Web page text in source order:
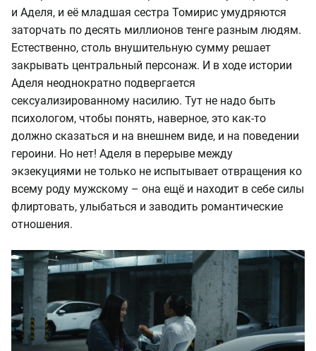
и Аделя, и её младшая сестра Томирис умудряются
заторчать по десять миллионов тенге разным людям.
Естественно, столь внушительную сумму решает
закрывать центральный персонаж. И в ходе истории
Аделя неоднократно подвергается
сексуализированному насилию. Тут не надо быть
психологом, чтобы понять, наверное, это как-то
должно сказаться и на внешнем виде, и на поведении
героини. Но нет! Аделя в перерыве между
экзекуциями не только не испытывает отвращения ко
всему роду мужскому – она ещё и находит в себе силы
флиртовать, улыбаться и заводить романтические
отношения.